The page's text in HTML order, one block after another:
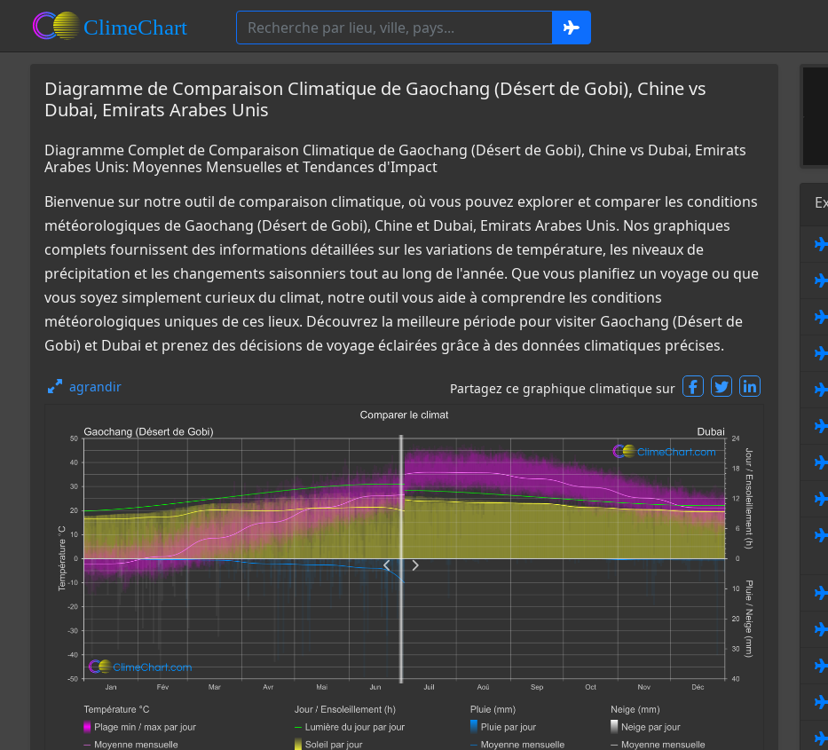
Diagramme de Comparaison Climatique de Gaochang (Désert de Gobi), Chine vs
Dubai, Emirats Arabes Unis
Diagramme Complet de Comparaison Climatique de Gaochang (Désert de Gobi), Chine vs Dubai, Emirats
Arabes Unis: Moyennes Mensuelles et Tendances d'Impact
Bienvenue sur notre outil de comparaison climatique, où vous pouvez explorer et comparer les conditions
météorologiques de Gaochang (Désert de Gobi), Chine et Dubai, Emirats Arabes Unis. Nos graphiques
complets fournissent des informations détaillées sur les variations de température, les niveaux de
précipitation et les changements saisonniers tout au long de l'année. Que vous planifiez un voyage ou que
vous soyez simplement curieux du climat, notre outil vous aide à comprendre les conditions
météorologiques uniques de ces lieux. Découvrez la meilleure période pour visiter Gaochang (Désert de
Gobi) et Dubai et prenez des décisions de voyage éclairées grâce à des données climatiques précises.
agrandir Partagez ce graphique climatique sur